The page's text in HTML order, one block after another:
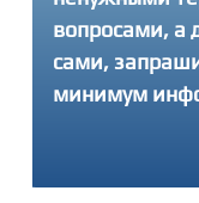
вопросами, а
сами,
минимум